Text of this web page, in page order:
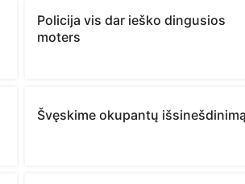
Policija vis dar ieško dingusios
moters
Švęskime okupantų išsinešdinimą